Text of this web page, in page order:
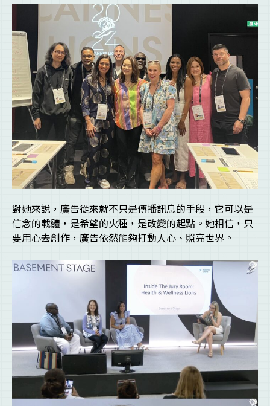
對她來說，廣告從來就不只是傳播訊息的手段，它可以是
信念的載體，是希望的火種，是改變的起點。她相信，只
要用心去創作，廣告依然能夠打動人心、照亮世界。